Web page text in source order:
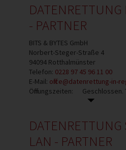
DATENRETTUNG
- PARTNER
BITS & BYTES GmbH
Norbert-Steger-Straße 4
94094 Rotthalmünster
Telefon: 0228 97 45 96 11 00
E-Mail: office@datenrettung-in-
Öffnungszeiten:
Geschlossen.
LAN - PARTNER